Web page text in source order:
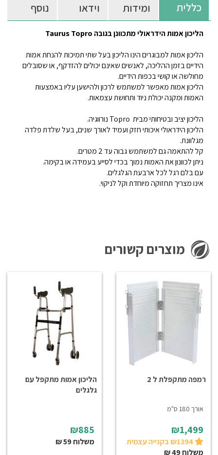
כללית
ומידות
וידאו
נוסף
הליכון אמות הידראולי מתכוונן בגובה Taurus Topro
הליכון אמות למבוגרים הינו הליכון בעל שתי תמיכות להנחת אמות
הידיים בזמן ההליכה, לאנשים שאינם יכולים להזדקף, או שסובלים
מחולשה או קושי בכפות הידיים.
הליכון אמות מאפשר למשתמש לרכון ולהישען עליו באמצעות
האמות ומקנה יכולת ניוד ותחושת עצמאות.
הליכון יציב ובטיחותי מבית Topro נורווגיה.
הליכון הידראולי איכותי חזק ועמיד לאורך שנים, בעל שלדת פלדה
מגלוונת.
קל להתאמה גם למשתמש גבוה עד 2 מטרים.
ניתן לכוונון את האמות נמוך בכדי לסייע בעמידה או בקימה.
עם בלם רגל לכל ארבעת הגלגלים.
אינו מצריך תחזוקה מיוחדת וקל לניקוי.
מוצרים קשורים
רמפה מתקפלת ל 2
אורך 180 ס"מ
₪1,499
משלוח 49 ₪
הליכון אמות מתקפל עם
גלגלים
₪885
משלוח 59 ₪